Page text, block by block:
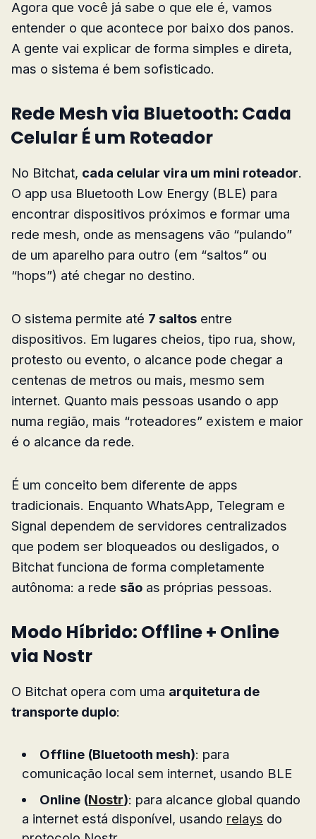
Agora que você já sabe o que ele é, vamos
entender o que acontece por baixo dos panos.
A gente vai explicar de forma simples e direta,
mas o sistema é bem sofisticado.
Rede Mesh via Bluetooth: Cada
Celular É um Roteador
No Bitchat, cada celular vira um mini roteador.
O app usa Bluetooth Low Energy (BLE) para
encontrar dispositivos próximos e formar uma
rede mesh, onde as mensagens vão “pulando”
de um aparelho para outro (em “saltos” ou
“hops”) até chegar no destino.
O sistema permite até 7 saltos entre
dispositivos. Em lugares cheios, tipo rua, show,
protesto ou evento, o alcance pode chegar a
centenas de metros ou mais, mesmo sem
internet. Quanto mais pessoas usando o app
numa região, mais “roteadores” existem e maior
é o alcance da rede.
É um conceito bem diferente de apps
tradicionais. Enquanto WhatsApp, Telegram e
Signal dependem de servidores centralizados
que podem ser bloqueados ou desligados, o
Bitchat funciona de forma completamente
autônoma: a rede são as próprias pessoas.
Modo Híbrido: Offline + Online
via Nostr
O Bitchat opera com uma arquitetura de
transporte duplo:
Offline (Bluetooth mesh): para
comunicação local sem internet, usando BLE
Online (Nostr): para alcance global quando
a internet está disponível, usando relays do